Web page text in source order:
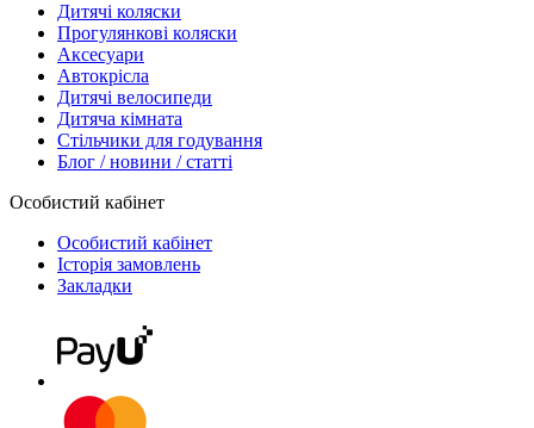
Дитячі коляски
Прогулянкові коляски
Аксесуари
Автокрісла
Дитячі велосипеди
Дитяча кімната
Стільчики для годування
Блог / новини / статті
Особистий кабінет
Особистий кабінет
Історія замовлень
Закладки